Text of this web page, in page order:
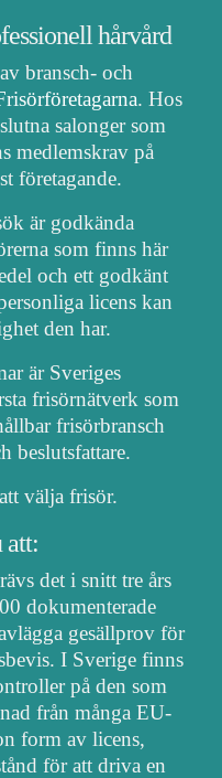
hårvård
bransch- och
. Hos
salonger som
medlemskrav på
företagande.
är godkända
som finns här
och ett godkänt
licens kan
den har.
är Sveriges
frisörnätverk som
frisörbransch
beslutsfattare.
välja frisör.
att:
det i snitt tre års
dokumenterade
gesällprov för
I Sverige finns
på den som
från många EU-
form av licens,
för att driva en